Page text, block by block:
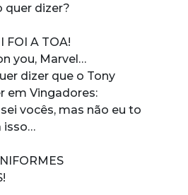
quer dizer?
FOI A TOA!
Marvel…
dizer que o Tony
em Vingadores:
vocês, mas não eu to
isso…